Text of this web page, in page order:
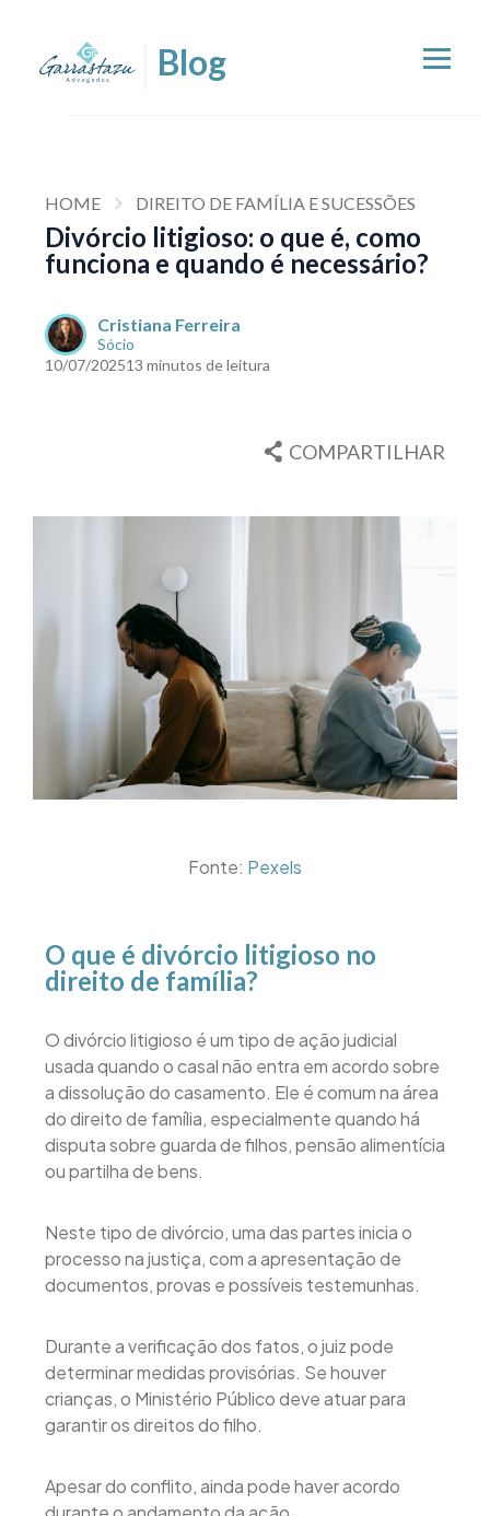
HOME DIREITO DE FAMÍLIA E SUCESSÕES
Divórcio litigioso: o que é, como
funciona e quando é necessário?
Cristiana Ferreira
Sócio
10/07/202513 minutos de leitura
COMPARTILHAR
Fonte: Pexels
O que é divórcio litigioso no
direito de família?
O divórcio litigioso é um tipo de ação judicial
usada quando o casal não entra em acordo sobre
a dissolução do casamento. Ele é comum na área
do direito de família, especialmente quando há
disputa sobre guarda de filhos, pensão alimentícia
ou partilha de bens.
Neste tipo de divórcio, uma das partes inicia o
processo na justiça, com a apresentação de
documentos, provas e possíveis testemunhas.
Durante a verificação dos fatos, o juiz pode
determinar medidas provisórias. Se houver
crianças, o Ministério Público deve atuar para
garantir os direitos do filho.
Apesar do conflito, ainda pode haver acordo